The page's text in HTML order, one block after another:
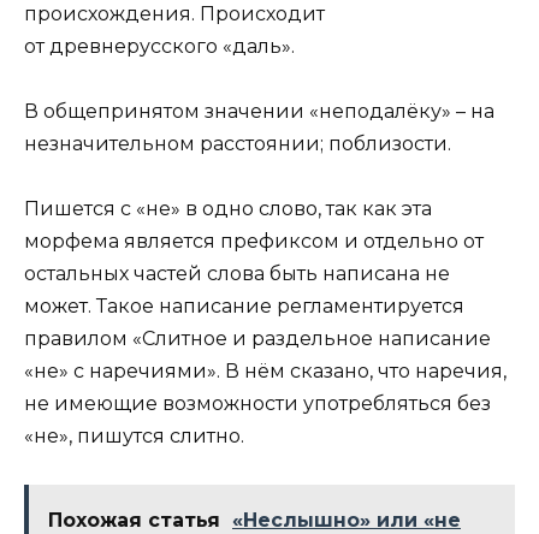
происхождения. Происходит
от древнерусского «даль».
В общепринятом значении «неподалёку» – на
незначительном расстоянии; поблизости.
Пишется с «не» в одно слово, так как эта
морфема является префиксом и отдельно от
остальных частей слова быть написана не
может. Такое написание регламентируется
правилом «Слитное и раздельное написание
«не» с наречиями». В нём сказано, что наречия,
не имеющие возможности употребляться без
«не», пишутся слитно.
Похожая статья
«Неслышно» или «не